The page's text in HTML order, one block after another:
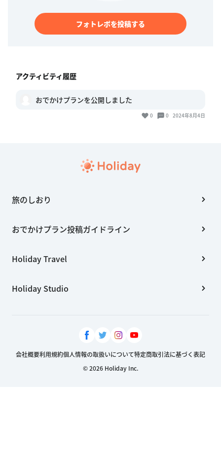
フォトレポを投稿する
アクティビティ履歴
おでかけプランを公開しました
0 0 2024年8月4日
旅のしおり
おでかけプラン投稿ガイドライン
Holiday Travel
Holiday Studio
会社概要利用規約個人情報の取扱いについて特定商取引法に基づく表記
© 2026 Holiday Inc.